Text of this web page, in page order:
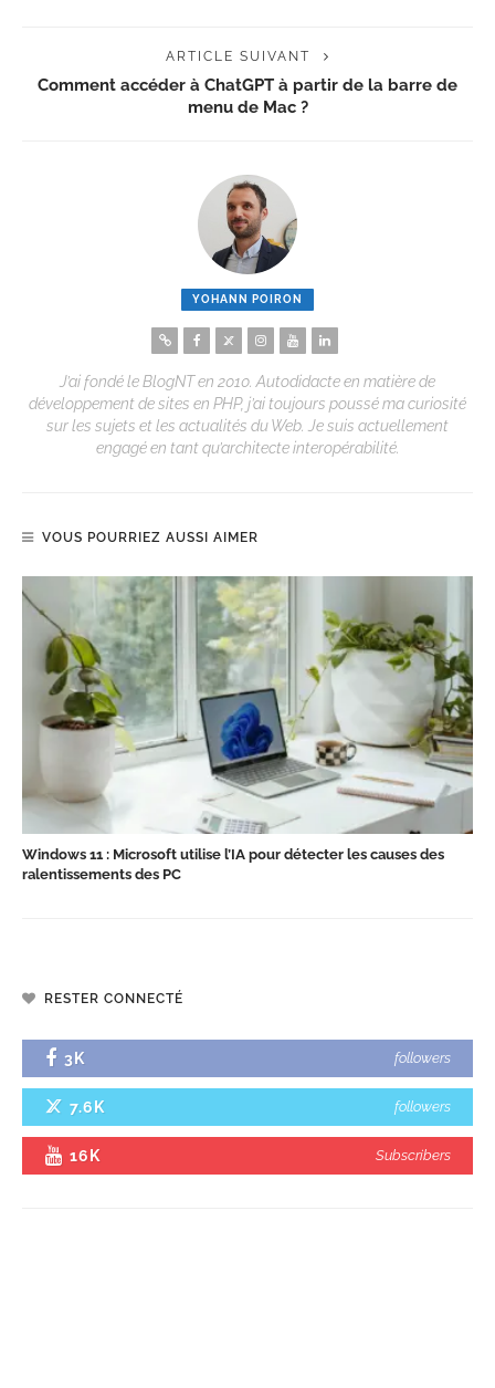
ARTICLE SUIVANT
Comment accéder à ChatGPT à partir de la barre de
menu de Mac ?
YOHANN POIRON
J’ai fondé le BlogNT en 2010. Autodidacte en matière de
développement de sites en PHP, j’ai toujours poussé ma curiosité
sur les sujets et les actualités du Web. Je suis actuellement
engagé en tant qu’architecte interopérabilité.
VOUS POURRIEZ AUSSI AIMER
Windows 11 : Microsoft utilise l’IA pour détecter les causes des
ralentissements des PC
RESTER CONNECTÉ
3K followers
7.6K followers
16K Subscribers